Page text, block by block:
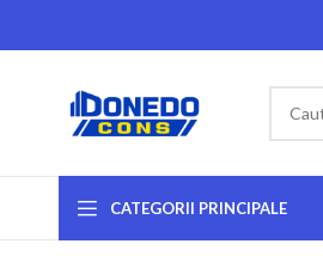
CATEGORII PRINCIPALE